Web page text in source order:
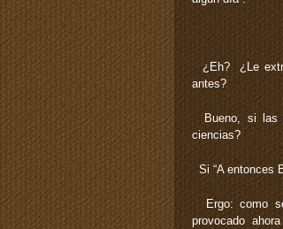
¿Eh? ¿Le
antes?
Bueno, si las
ciencias?
Si “A entonces
Ergo: como
provocado